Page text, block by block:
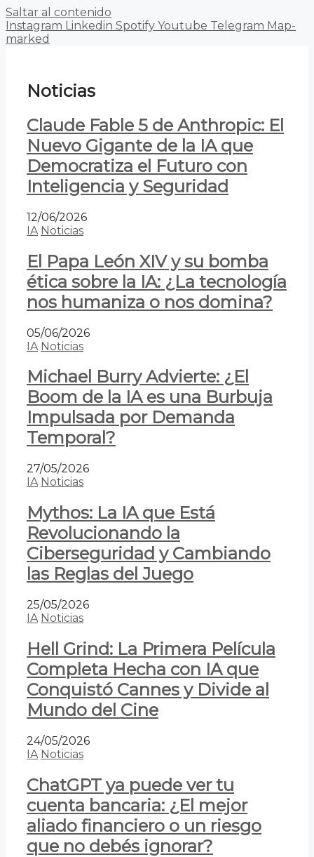
Saltar al contenido
Instagram Linkedin Spotify Youtube Telegram Map-
marked
Noticias
Claude Fable 5 de Anthropic: El
Nuevo Gigante de la IA que
Democratiza el Futuro con
Inteligencia y Seguridad
12/06/2026
IA Noticias
El Papa León XIV y su bomba
ética sobre la IA: ¿La tecnología
nos humaniza o nos domina?
05/06/2026
IA Noticias
Michael Burry Advierte: ¿El
Boom de la IA es una Burbuja
Impulsada por Demanda
Temporal?
27/05/2026
IA Noticias
Mythos: La IA que Está
Revolucionando la
Ciberseguridad y Cambiando
las Reglas del Juego
25/05/2026
IA Noticias
Hell Grind: La Primera Película
Completa Hecha con IA que
Conquistó Cannes y Divide al
Mundo del Cine
24/05/2026
IA Noticias
ChatGPT ya puede ver tu
cuenta bancaria: ¿El mejor
aliado financiero o un riesgo
que no debés ignorar?